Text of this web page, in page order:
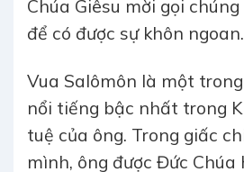
Chúa Giêsu mời gọi
để có được sự khôn ngoan.
Vua Salômôn là một
nổi tiếng bậc nhất trong
tuệ của ông. Trong giấc
mình, ông được Đức Chúa